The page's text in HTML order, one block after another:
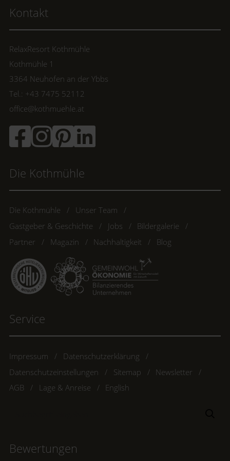
Kontakt
RelaxResort Kothmühle
Kothmühle 1
3364 Neuhofen an der Ybbs
Tel.: +43 7475 52112
office@kothmuehle.at
Die Kothmühle
Die Kothmühle
Unser Team
Gastgeber & Geschichte
Jobs
Bildergalerie
Partner
Magazin Nachhaltigkeit Blog
Service
Impressum
Datenschutzerklärung
Datenschutzeinstellungen
Sitemap
Newsletter
AGB
Lage & Anreise English
Bewertungen